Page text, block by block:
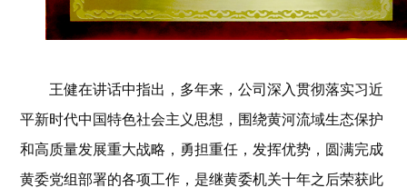
王健在讲话中指出，多年来，公司深入贯彻落实习近
平新时代中国特色社会主义思想，围绕黄河流域生态保护
和高质量发展重大战略，勇担重任，发挥优势，圆满完成
黄委党组部署的各项工作，是继黄委机关十年之后荣获此